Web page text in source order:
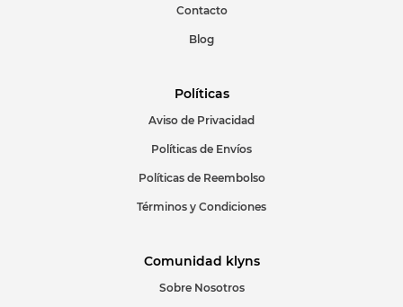
Contacto
Blog
Políticas
Aviso de Privacidad
Políticas de Envíos
Políticas de Reembolso
Términos y Condiciones
Comunidad klyns
Sobre Nosotros